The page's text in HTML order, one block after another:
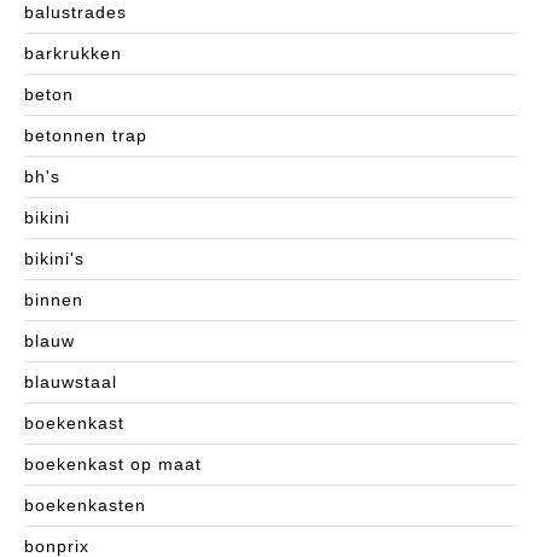
balustrades
barkrukken
beton
betonnen trap
bh's
bikini
bikini's
binnen
blauw
blauwstaal
boekenkast
boekenkast op maat
boekenkasten
bonprix